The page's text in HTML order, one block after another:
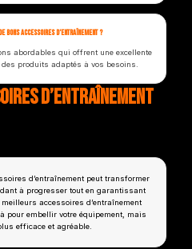
bons accessoires d’entraînement ?
abordables qui offrent une excellente
produits adaptés à vos besoins.
d’Entraînement
d’entraînement peut transformer
à progresser tout en garantissant
accessoires d’entraînement
pour embellir votre équipement, mais
efficace et agréable.